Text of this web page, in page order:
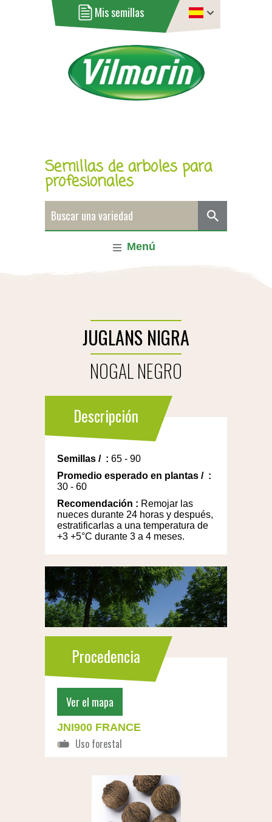
Mis semillas
Semillas de arboles para
profesionales
Menú
JUGLANS NIGRA
NOGAL NEGRO
Descripción
Semillas / : 65 - 90
Promedio esperado en plantas / :
30 - 60
Recomendación : Remojar las
nueces durante 24 horas y después,
estratificarlas a una temperatura de
+3 +5°C durante 3 a 4 meses.
Procedencia
Ver el mapa
JNI900 FRANCE